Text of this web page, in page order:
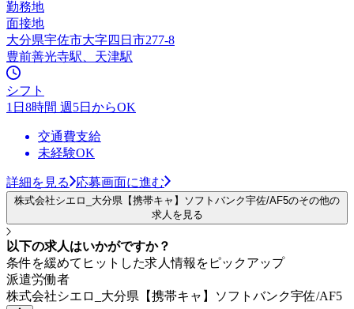
勤務地
面接地
大分県宇佐市大字四日市277-8
豊前善光寺駅、天津駅
シフト
1日8時間 週5日からOK
交通費支給
未経験OK
詳細を見る 応募画面に進む
株式会社シエロ_大分県【携帯キャ】ソフトバンク宇佐/AF5のその他の
求人を見る
以下の求人はいかがですか？
条件を緩めてヒットした求人情報をピックアップ
派遣労働者
株式会社シエロ_大分県【携帯キャ】ソフトバンク宇佐/AF5